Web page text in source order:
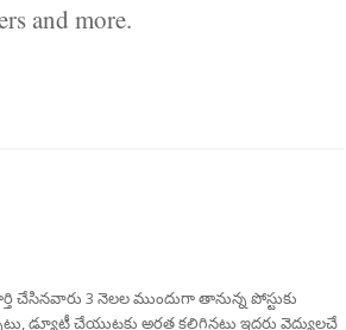
and more.
చేసినవారు 3 నెలల ముందుగా తానున్న పోస్టుకు
చేయుటకు అర్హత కలిగినట్లు ఇద్దరు వైద్యులచే